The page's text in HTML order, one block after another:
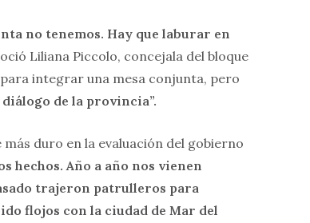
no tenemos. Hay que laburar en
Liliana Piccolo, concejala del bloque
integrar una mesa conjunta, pero
de la provincia”.
duro en la evaluación del gobierno
hechos. Año a año nos vienen
trajeron patrulleros para
flojos con la ciudad de Mar del